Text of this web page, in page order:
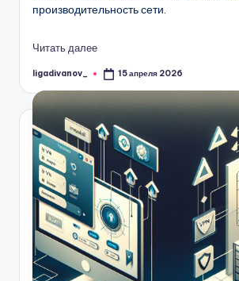
производительность сети.
Читать далее
Запись
ligadivanov_ 15 апреля 2026